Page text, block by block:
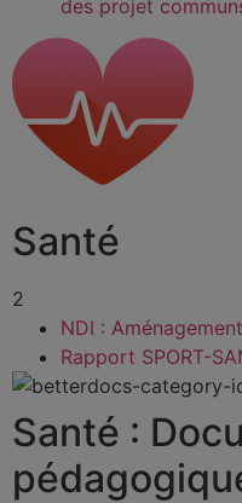
des projet
Santé
2
NDI :
Rapport SPORT-
Santé :